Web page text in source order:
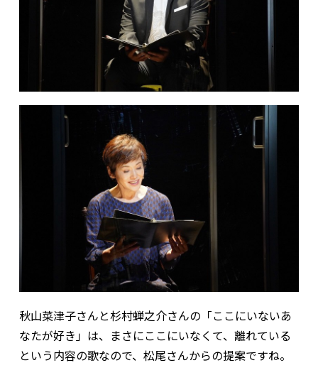
秋山菜津子さんと杉村蝉之介さんの「ここにいないあ
なたが好き」は、まさにここにいなくて、離れている
という内容の歌なので、松尾さんからの提案ですね。